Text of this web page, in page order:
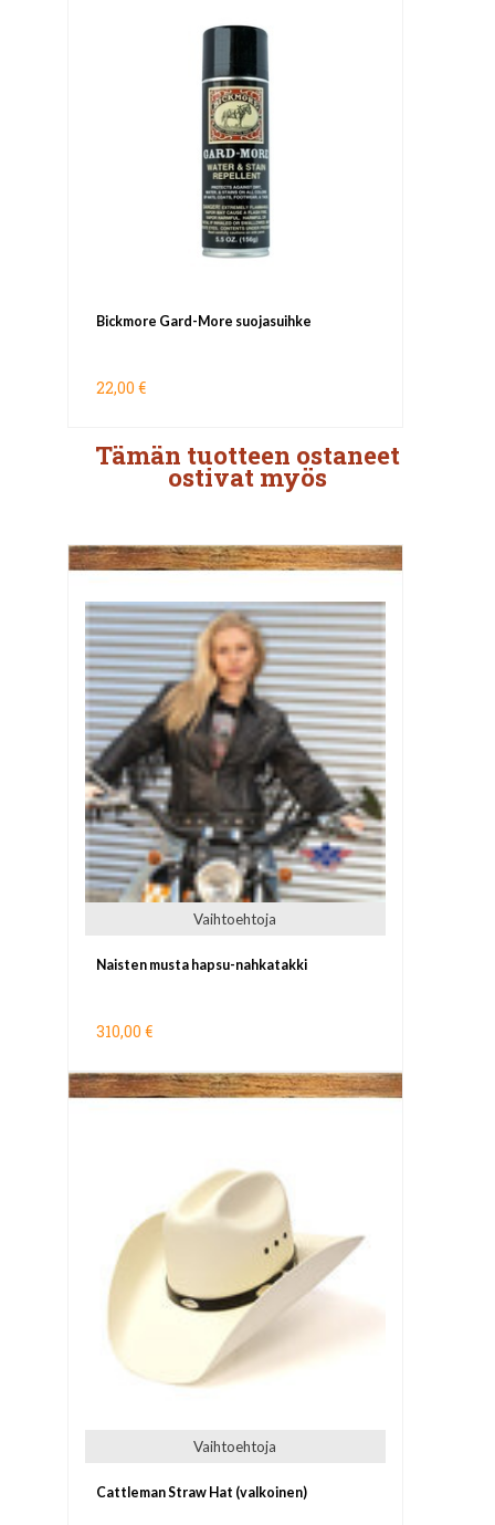
Bickmore Gard-More suojasuihke
22,00 €
Tämän tuotteen ostaneet
ostivat myös
Vaihtoehtoja
Naisten musta hapsu-nahkatakki
310,00 €
Vaihtoehtoja
Cattleman Straw Hat (valkoinen)